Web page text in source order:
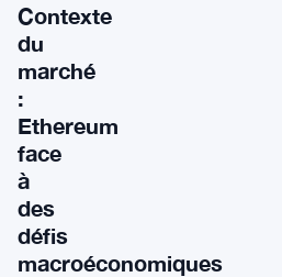
Contexte
du
marché
:
Ethereum
face
à
des
défis
macroéconomiques